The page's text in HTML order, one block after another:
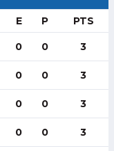
E P PTS
0 0 3
0 0 3
0 0 3
0 0 3